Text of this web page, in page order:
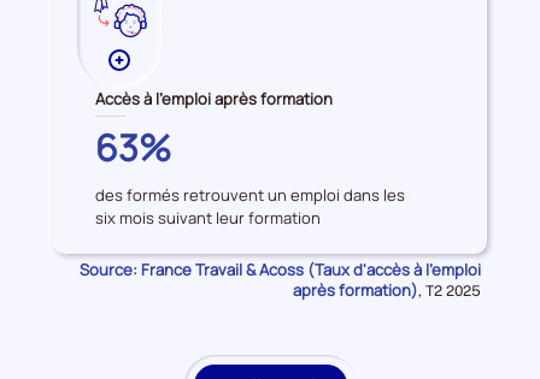
Plus
de
données
sur
les
Accès
à
l'emploi
après
Accès à l'emploi après formation
HAUTE-
CORSE
63%
des formés retrouvent un emploi dans les
six mois suivant leur formation
Source: France Travail & Acoss (Taux d'accès à l'emploi
après formation), Données
T2 2025